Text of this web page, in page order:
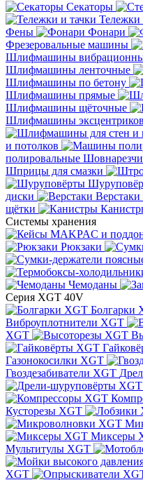
Секаторы
Тележки
Фены
Фонари
Фрезеровальные машины
Шлифмашины
Шлифмашины ленточные
Шлифмашины по бетону
Шлифмашины прямые
Шлифмашины щёточные
Шлифмашины
и потолков
полировальные
Шприцы для смазки
диски
Верстаки
щётки
Системы хранения
Рюкзаки
Чемоданы
Серия XGT 40V
Болгарки
Виброуплотнители XGT
XGT
Газонокосилки XGT
Гвоздезабиватели XGT
Кусторезы XGT
Миксеры
Мультитулы XGT
XGT